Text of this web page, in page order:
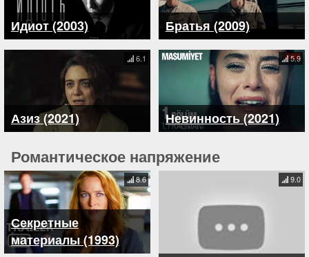
Идиот (2003) Братья (2009)
Азиз (2021)
6.1
Невинность (2021)
5.9
Романтическое напряжение
Секретные
материалы (1993)
8.6 9.0